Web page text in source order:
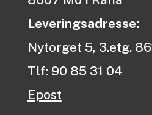
Leveringsadresse:
Nytorget 5, 3.etg.
Tlf: 90 85 31 04
Epost